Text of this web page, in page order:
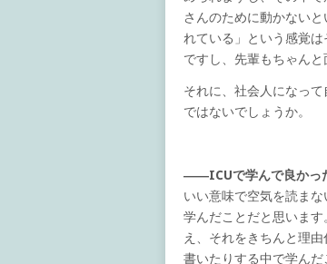
さんのために動かない
れている」という感覚
ですし、先輩もちゃんと
それに、社会人になっ
ではないでしょうか。
――ICUで学んで良かっ
いい意味で空気を読ま
学んだことだと思いま
え、それをきちんと理
書いたりする中で学ん